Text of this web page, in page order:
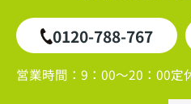
0120-788-767
営業時間： 9：00～20：00定